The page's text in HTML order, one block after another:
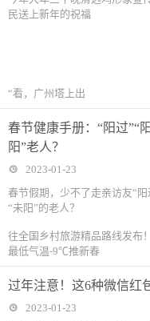
民送上新年的祝福
“看，广州塔上出
春节健康手册：“阳过”“
阳”老人？
2023-01-23
春节假期，少不了走亲访友“
“未阳”的老人？
往全国乡村旅游精品路线发布
最低气温-9℃推新春
过年注意！这6种微信红
2023-01-23